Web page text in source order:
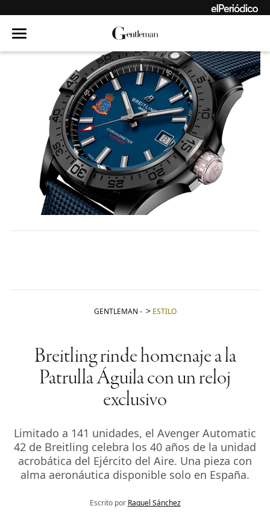
GENTLEMAN - ESTILO
Breitling rinde homenaje a la
Patrulla Águila con un reloj
exclusivo
Limitado a 141 unidades, el Avenger Automatic
42 de Breitling celebra los 40 años de la unidad
acrobática del Ejército del Aire. Una pieza con
alma aeronáutica disponible solo en España.
Escrito por Raquel Sánchez